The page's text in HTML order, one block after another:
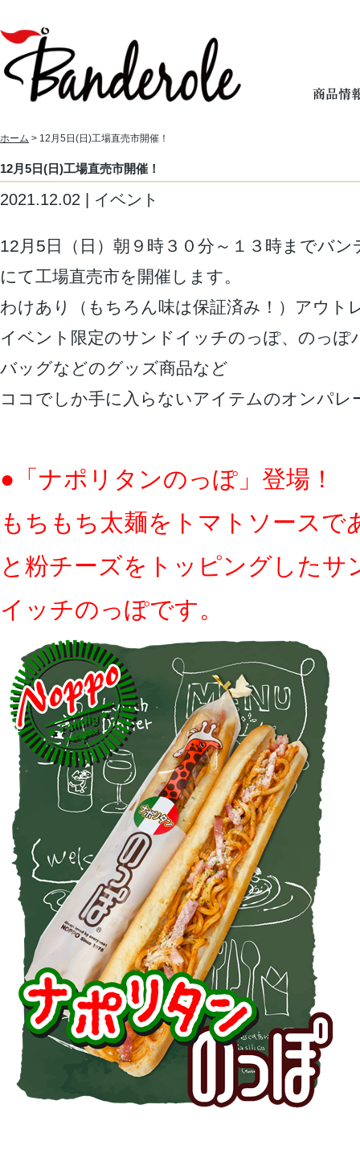
ホーム > 12月5日(日)工場直売市開催！
12月5日(日)工場直売市開催！
2021.12.02 | イベント
12月5日（日）朝９時３０分～１３時までバ
にて工場直売市を開催します。
わけあり（もちろん味は保証済み！）アウト
イベント限定のサンドイッチのっぽ、のっぽ
バッグなどのグッズ商品など
ココでしか手に入らないアイテムのオンパレ
●「ナポリタンのっぽ」登場！
もちもち太麺をトマトソースで
と粉チーズをトッピングしたサ
イッチのっぽです。